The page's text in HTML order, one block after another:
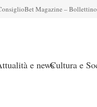
Bet Magazine – Bollettino
e newsCultura e